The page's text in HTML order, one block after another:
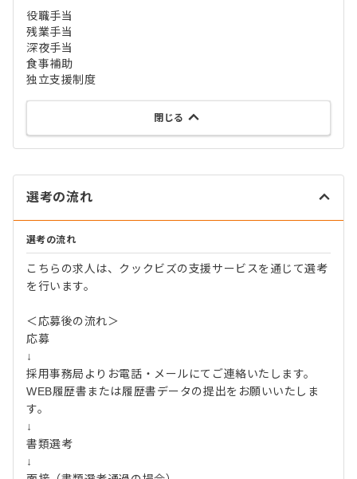
役職手当
残業手当
深夜手当
食事補助
独立支援制度
閉じる
選考の流れ
選考の流れ
こちらの求人は、クックビズの支援サービスを通じて選考
を行います。
＜応募後の流れ＞
応募
↓
採用事務局よりお電話・メールにてご連絡いたします。
WEB履歴書または履歴書データの提出をお願いいたしま
す。
↓
書類選考
↓